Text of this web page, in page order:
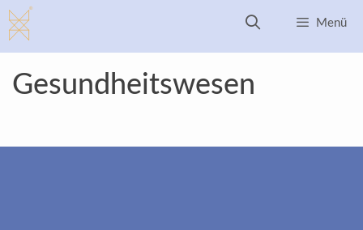
Zum
Inhalt
springen
Menü
Gesundheitswesen